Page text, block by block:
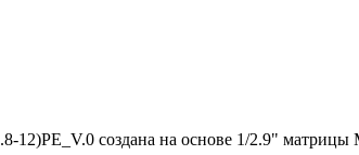
12)PE_V.0 создана на основе 1/2.9"